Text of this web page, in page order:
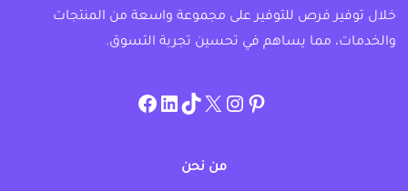
خلال توفير فرص للتوفير على مجموعة واسعة من المنتجات
والخدمات، مما يساهم في تحسين تجربة التسوق.
pinterest
allcouponat
twitter
TikTok
linkedin
facebook
من نحن